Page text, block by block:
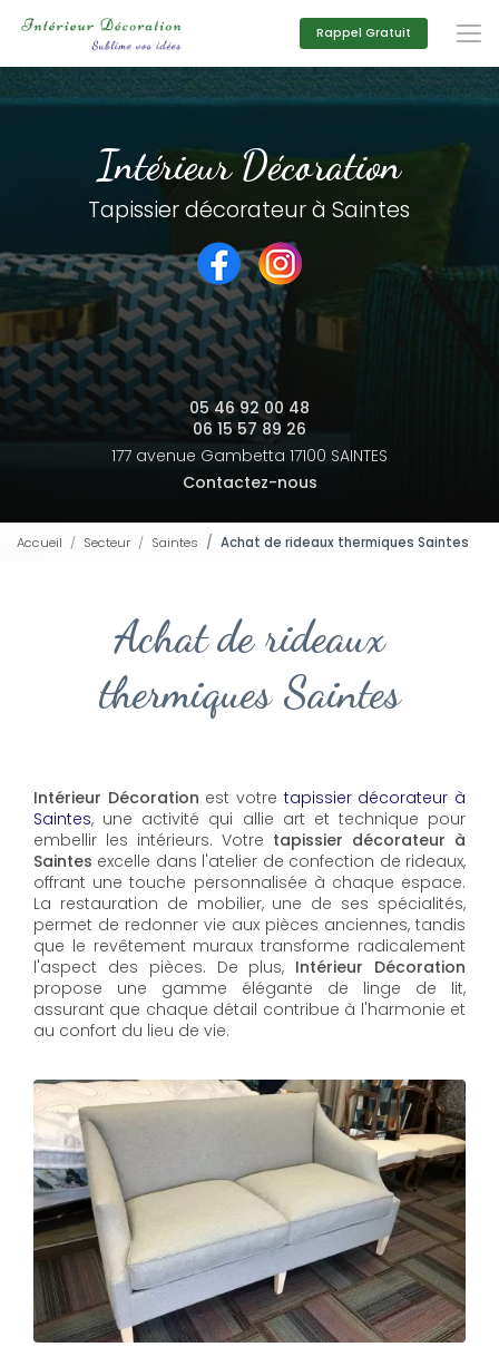
principal
Rappel Gratuit
Intérieur Décoration
Tapissier décorateur à Saintes
05 46 92 00 48
06 15 57 89 26
177 avenue Gambetta 17100 SAINTES
Contactez-nous
Accueil Secteur Saintes Achat de rideaux thermiques Saintes
Achat de rideaux
thermiques Saintes
Intérieur Décoration est votre tapissier décorateur à
Saintes, une activité qui allie art et technique pour
embellir les intérieurs. Votre tapissier décorateur à
Saintes excelle dans l'atelier de confection de rideaux,
offrant une touche personnalisée à chaque espace.
La restauration de mobilier, une de ses spécialités,
permet de redonner vie aux pièces anciennes, tandis
que le revêtement muraux transforme radicalement
l'aspect des pièces. De plus, Intérieur Décoration
propose une gamme élégante de linge de lit,
assurant que chaque détail contribue à l'harmonie et
au confort du lieu de vie.